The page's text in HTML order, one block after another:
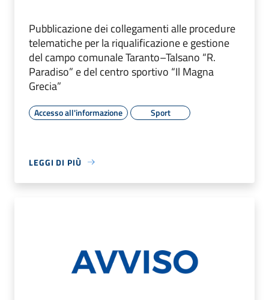
Pubblicazione dei collegamenti alle procedure
telematiche per la riqualificazione e gestione
del campo comunale Taranto–Talsano “R.
Paradiso” e del centro sportivo “Il Magna
Grecia”
Accesso all'informazione Sport
LEGGI DI PIÙ